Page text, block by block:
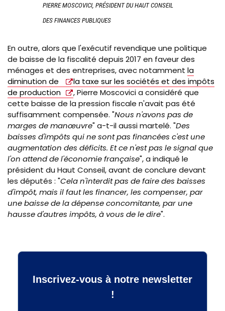
PIERRE MOSCOVICI, PRÉSIDENT DU HAUT CONSEIL
DES FINANCES PUBLIQUES
En outre, alors que l'exécutif revendique une politique
de baisse de la fiscalité depuis 2017 en faveur des
ménages et des entreprises, avec notamment la
diminution de
la taxe sur les sociétés et des impôts
de production
, Pierre Moscovici a considéré que
cette baisse de la pression fiscale n'avait pas été
suffisamment compensée. "Nous n'avons pas de
marges de manœuvre" a-t-il aussi martelé. "Des
baisses d'impôts qui ne sont pas financées c'est une
augmentation des déficits. Et ce n'est pas le signal que
l'on attend de l'économie française", a indiqué le
président du Haut Conseil, avant de conclure devant
les députés : "Cela n'interdit pas de faire des baisses
d'impôt, mais il faut les financer, les compenser, par
une baisse de la dépense concomitante, par une
hausse d'autres impôts, à vous de le dire".